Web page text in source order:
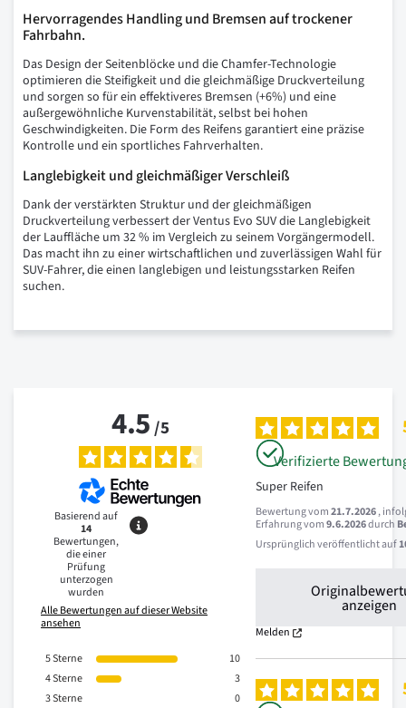
Hervorragendes Handling und Bremsen auf trockener
Fahrbahn.
Das Design der Seitenblöcke und die Chamfer-Technologie
optimieren die Steifigkeit und die gleichmäßige Druckverteilung
und sorgen so für ein effektiveres Bremsen (+6%) und eine
außergewöhnliche Kurvenstabilität, selbst bei hohen
Geschwindigkeiten. Die Form des Reifens garantiert eine präzise
Kontrolle und ein sportliches Fahrverhalten.
Langlebigkeit und gleichmäßiger Verschleiß
Dank der verstärkten Struktur und der gleichmäßigen
Druckverteilung verbessert der Ventus Evo SUV die Langlebigkeit
der Lauffläche um 32 % im Vergleich zu seinem Vorgängermodell.
Das macht ihn zu einer wirtschaftlichen und zuverlässigen Wahl für
SUV-Fahrer, die einen langlebigen und leistungsstarken Reifen
suchen.
4.5/5
Basierend auf
14
Bewertungen,
die einer
Prüfung
unterzogen
wurden
Alle Bewertungen auf dieser Website
ansehen
5Sterne
10
4Sterne
3
3Sterne
0
Verifizierte
Super Reifen
Bewertung vom21.7.2026,
Erfahrung vom9.6.2026durch
Ursprünglich veröffentlicht auf
anzeigen
Melden